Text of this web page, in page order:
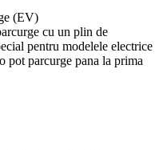
(EV)
cu un plin de
pentru modelele electrice
pot parcurge pana la prima